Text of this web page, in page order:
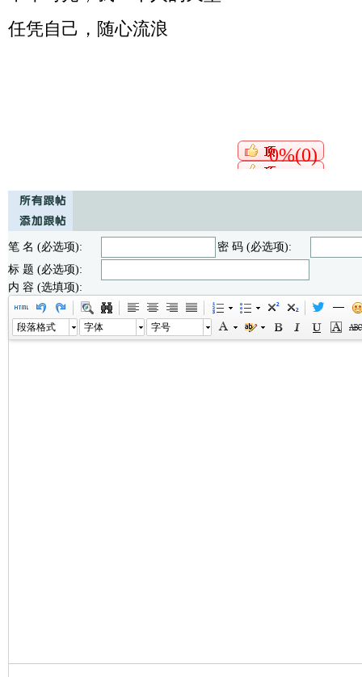
任凭自己，随心流浪
0%(0)
笔 名 (必选项):
密 码 (必选项):
标 题 (必选项):
内 容 (选填项):
段落格式 字体 字号